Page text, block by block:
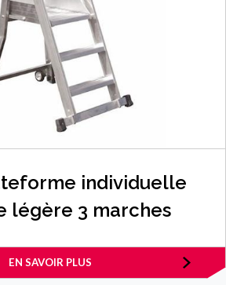
individuelle
légère 3 marches
EN SAVOIR PLUS